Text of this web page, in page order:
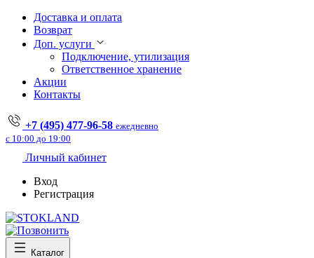
Доставка и оплата
Возврат
Доп. услуги
Подключение, утилизация
Ответственное хранение
Акции
Контакты
+7 (495) 477-96-58 ежедневно
с 10:00 до 19:00
Личный кабинет
Вход
Регистрация
Каталог